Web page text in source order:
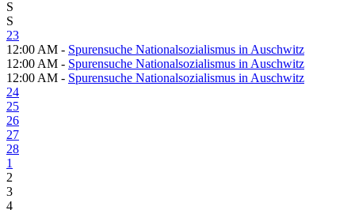
S
S
23
12:00 AM - Spurensuche Nationalsozialismus in Auschwitz
12:00 AM - Spurensuche Nationalsozialismus in Auschwitz
12:00 AM - Spurensuche Nationalsozialismus in Auschwitz
24
25
26
27
28
1
2
3
4